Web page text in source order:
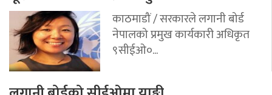
काठमाडौं / सरकारले लगानी बोर्ड
नेपालको प्रमुख कार्यकारी अधिकृत
९सीईओ०...